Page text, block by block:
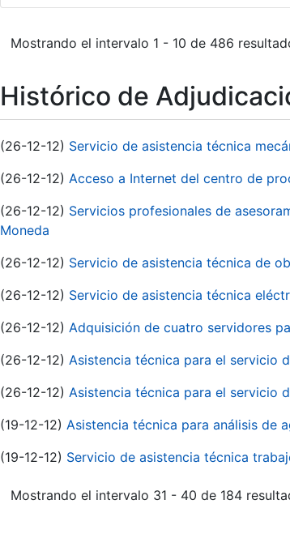
Mostrando el intervalo 1 - 10 de 486
Histórico de
(26-12-12) Servicio de asistencia técnica
(26-12-12) Acceso a Internet del centro de
(26-12-12) Servicios profesionales de
Moneda
(26-12-12) Servicio de asistencia técnica de
(26-12-12) Servicio de asistencia técnica
(26-12-12) Adquisición de cuatro servidores
(26-12-12) Asistencia técnica para el servicio
(26-12-12) Asistencia técnica para el servicio
(19-12-12) Asistencia técnica para análisis de
(19-12-12) Servicio de asistencia técnica
Mostrando el intervalo 31 - 40 de 184